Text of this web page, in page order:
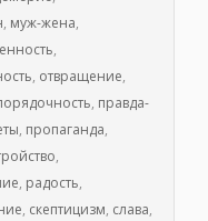
, муж-жена,
,
, отвращение,
, правда-
, пропаганда,
,
, радость,
, скептицизм, слава,